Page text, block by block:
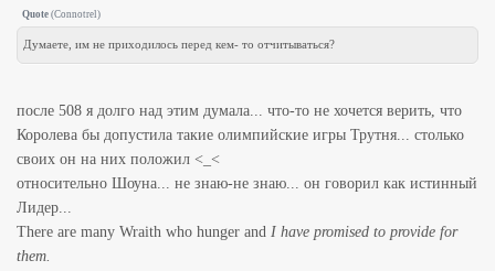
Quote (Connotrel)
Думаете, им не приходилось перед кем- то отчитываться?
после 508 я долго над этим думала... что-то не хочется верить, что
Королева бы допустила такие олимпийские игры Трутня... столько
своих он на них положил <_<
относительно Шоуна... не знаю-не знаю... он говорил как истинный
Лидер...
There are many Wraith who hunger and I have promised to provide for
them.